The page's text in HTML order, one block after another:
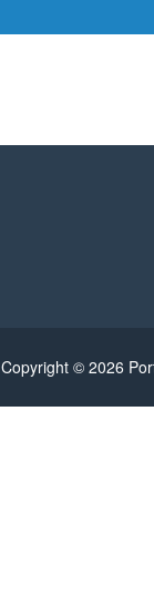
Copyright © 2026